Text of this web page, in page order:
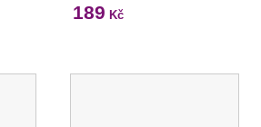
189 Kč